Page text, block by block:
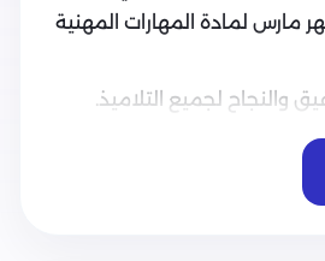
مارس لمادة المهارات المهنية
والنجاح لجميع التلاميذ.